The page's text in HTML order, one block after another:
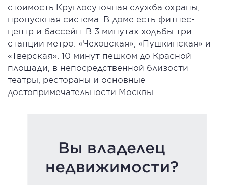
стоимость.Круглосуточная служба охраны,
пропускная система. В доме есть фитнес-
центр и бассейн. В 3 минутах ходьбы три
станции метро: «Чеховская», «Пушкинская» и
«Тверская». 10 минут пешком до Красной
площади, в непосредственной близости
театры, рестораны и основные
достопримечательности Москвы.
Вы владелец
недвижимости?